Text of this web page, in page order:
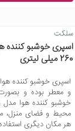
سلکت
اسپری خوشبو
260 میلی لیتری
اسپری خوشبو کننده
و معطر بوده و
خوشبو کننده هوا
محیط و فضای منزل،
هر مکان دیگری